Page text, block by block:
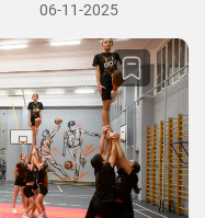
06-11-2025